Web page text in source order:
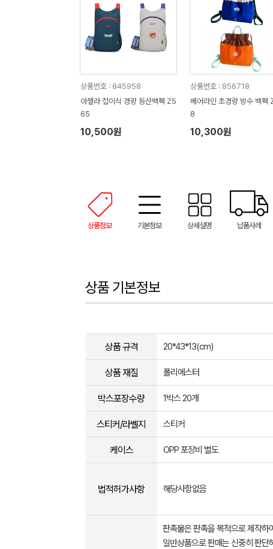
상품번호 : 845958
아젤라 접이식 경량 등산백팩 Z5
65
10,500원
상품번호 : 856718
베어라인 초경량 방수 백팩
8
10,300원
상품정보 기본정보 상세설명 납품사례
상품 기본정보
상품 규격 20*43*13(cm)
상품 재질 폴리에스터
박스포장수량 1박스 20개
스티커/라벨지 스티커
케이스 OPP 포장비 별도
법적허가사항 해당사항없음
판촉물은 판촉을 목적으로 제작하
일반상품으로 판매는 신중히 판단